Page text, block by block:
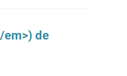
em>) de